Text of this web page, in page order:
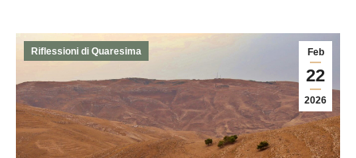
Feb
22
2026
Riflessioni di Quaresima